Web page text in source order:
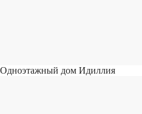
Одноэтажный дом Идиллия